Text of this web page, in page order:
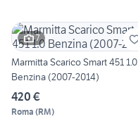
7
Marmitta Scarico Smart 451 1.0
Benzina (2007-2014)
420 €
Roma (RM)